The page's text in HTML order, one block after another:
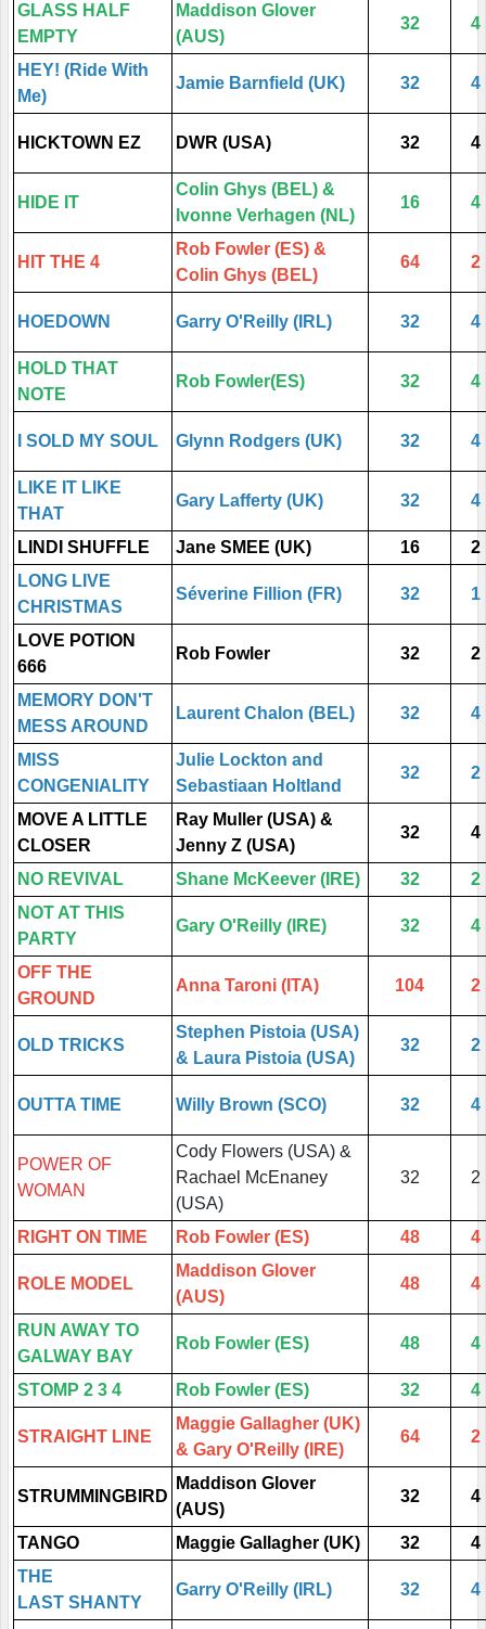
GLASS HALF
EMPTY
Maddison Glover
(AUS)
32 4
HEY! (Ride With
Me)
Jamie Barnfield (UK) 32 4
HICKTOWN EZ DWR (USA) 32 4
HIDE IT
Colin Ghys (BEL) &
Ivonne Verhagen (NL)
16 4
HIT THE 4
Rob Fowler (ES) &
Colin Ghys (BEL)
64 2
HOEDOWN Garry O'Reilly (IRL) 32 4
HOLD THAT
NOTE
Rob Fowler(ES) 32 4
I SOLD MY SOUL Glynn Rodgers (UK) 32 4
LIKE IT LIKE
THAT
Gary Lafferty (UK) 32 4
LINDI SHUFFLE Jane SMEE (UK) 16
2
LONG LIVE
CHRISTMAS
Séverine Fillion (FR) 32 1
LOVE POTION
666
Rob Fowler 32 2
MEMORY DON'T
MESS AROUND
Laurent Chalon (BEL) 32 4
MISS
CONGENIALITY
Julie Lockton and
Sebastiaan Holtland
32 2
MOVE A LITTLE
CLOSER
Ray Muller (USA) &
Jenny Z (USA)
32 4
NO REVIVAL Shane McKeever (IRE) 32
2
NOT AT THIS
PARTY
Gary O'Reilly (IRE) 32 4
OFF THE
GROUND
Anna Taroni (ITA) 104 2
OLD TRICKS
Stephen Pistoia (USA)
& Laura Pistoia (USA)
32 2
OUTTA TIME Willy Brown (SCO) 32 4
POWER OF
WOMAN
Cody Flowers (USA) &
Rachael McEnaney
(USA)
32 2
RIGHT ON TIME Rob Fowler (ES) 48 4
ROLE MODEL
Maddison Glover
(AUS)
48 4
RUN AWAY TO
GALWAY BAY
Rob Fowler (ES) 48 4
STOMP 2 3 4 Rob Fowler (ES) 32 4
STRAIGHT LINE
Maggie Gallagher (UK)
& Gary O'Reilly (IRE)
64 2
STRUMMINGBIRD
Maddison Glover
(AUS)
32 4
TANGO Maggie Gallagher (UK) 32
4
THE
LAST SHANTY
Garry O'Reilly (IRL) 32 4